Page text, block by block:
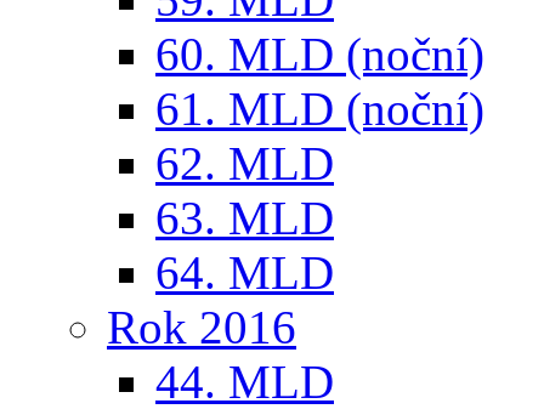
60. MLD (noční)
61. MLD (noční)
62. MLD
63. MLD
64. MLD
Rok 2016
44. MLD